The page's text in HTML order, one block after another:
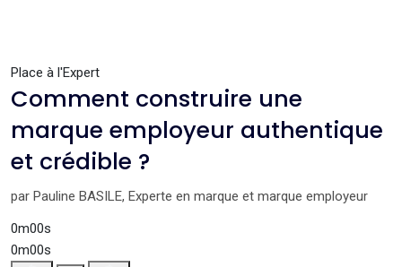
Place à l'Expert
Comment construire une
marque employeur authentique
et crédible ?
par Pauline BASILE, Experte en marque et marque employeur
0m00s
0m00s